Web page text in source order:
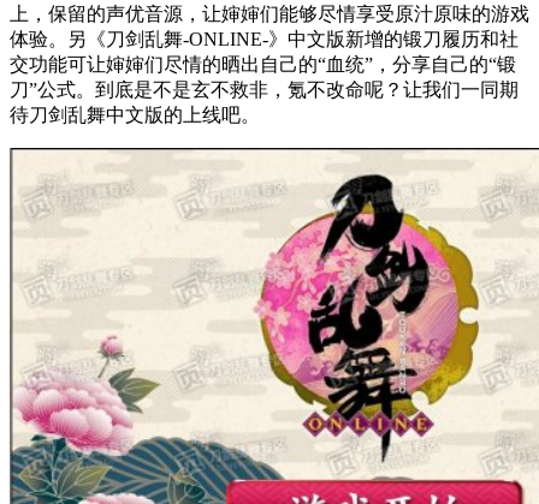
上，保留的声优音源，让婶婶们能够尽情享受原汁原味的游戏
体验。另《刀剑乱舞-ONLINE-》中文版新增的锻刀履历和社
交功能可让婶婶们尽情的晒出自己的“血统”，分享自己的“锻
刀”公式。到底是不是玄不救非，氪不改命呢？让我们一同期
待刀剑乱舞中文版的上线吧。